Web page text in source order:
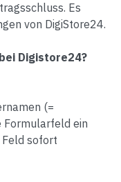
Es
von DigiStore24.
Digistore24?
(=
Formularfeld ein
sofort